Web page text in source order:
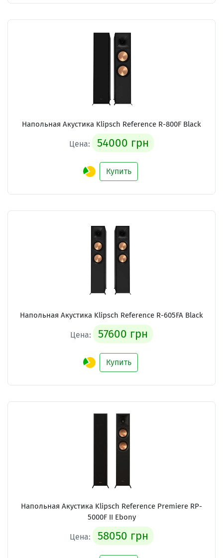
Напольная Акустика Klipsch Reference R-800F Black
Цена: 54000 грн
Купить
Напольная Акустика Klipsch Reference R-605FA Black
Цена: 57600 грн
Купить
Напольная Акустика Klipsch Reference Premiere RP-
5000F II Ebony
Цена: 58050 грн